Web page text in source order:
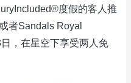
度假的客人推
者Sandals Royal
，在星空下享受两人免